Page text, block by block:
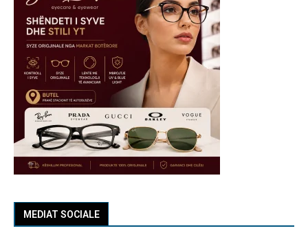
MEDIAT SOCIALE